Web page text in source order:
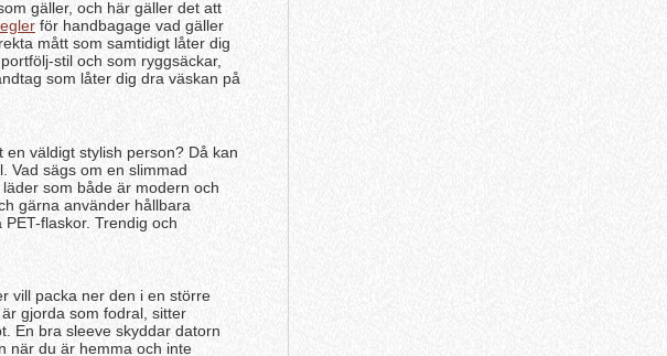
gäller, och här gäller det att
för handbagage vad gäller
mått som samtidigt låter dig
stil och som ryggsäckar,
som låter dig dra väskan på
väldigt stylish person? Då kan
Vad sägs om en slimmad
som både är modern och
gärna använder hållbara
flaskor. Trendig och
vill packa ner den i en större
gjorda som fodral, sitter
En bra sleeve skyddar datorn
när du är hemma och inte